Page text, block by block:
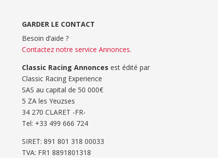
GARDER LE CONTACT
Besoin d’aide ?
Contactez notre service Annonces.
Classic Racing Annonces est édité par
Classic Racing Experience
SAS au capital de 50 000€
5 ZA les Yeuzses
34 270 CLARET -FR-
Tel: ‭+33 499 666 724‬
SIRET: 891 801 318 00033
TVA: FR1 8891801318